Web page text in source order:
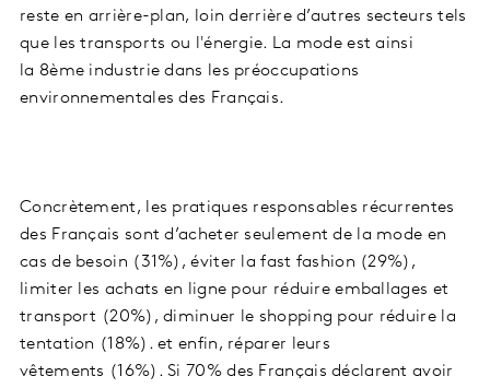
reste en arrière-plan, loin derrière d’autres secteurs tels
que les transports ou l'énergie. La mode est ainsi
la 8ème industrie dans les préoccupations
environnementales des Français.
Concrètement, les pratiques responsables récurrentes
des Français sont d’acheter seulement de la mode en
cas de besoin (31%), éviter la fast fashion (29%),
limiter les achats en ligne pour réduire emballages et
transport (20%), diminuer le shopping pour réduire la
tentation (18%). et enfin, réparer leurs
vêtements (16%). Si 70% des Français déclarent avoir